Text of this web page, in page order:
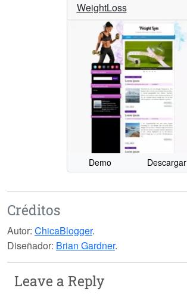
WeightLoss
Demo Descargar
Créditos
Autor: ChicaBlogger.
Diseñador: Brian Gardner.
Leave a Reply